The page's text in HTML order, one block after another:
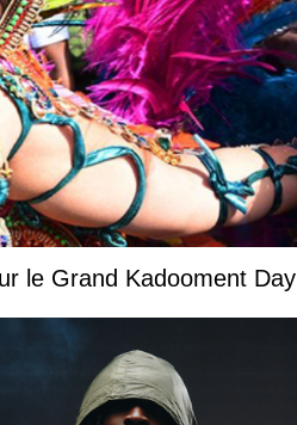
le Grand Kadooment Day